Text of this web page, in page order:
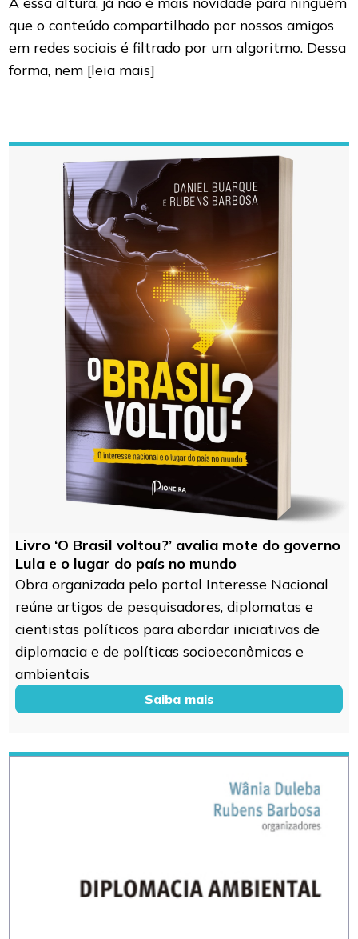
que o conteúdo compartilhado por nossos amigos
em redes sociais é filtrado por um algoritmo. Dessa
forma, nem [leia mais]
Livro ‘O Brasil voltou?’ avalia mote do governo
Lula e o lugar do país no mundo
Obra organizada pelo portal Interesse Nacional
reúne artigos de pesquisadores, diplomatas e
cientistas políticos para abordar iniciativas de
diplomacia e de políticas socioeconômicas e
ambientais
Saiba mais